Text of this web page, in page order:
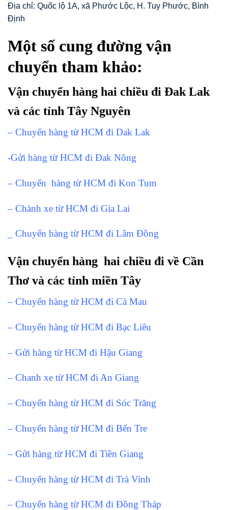
Địa chỉ: Quốc lộ 1A, xã Phước Lộc, H. Tuy Phước, Bình
Định
Một số cung đường vận
chuyển tham khảo:
Vận chuyển hàng hai chiều đi Đak Lak
và các tỉnh Tây Nguyên
– Chuyển hàng từ HCM đi Dak Lak
-Gửi hàng từ HCM đi Đak Nông
– Chuyển hàng từ HCM đi Kon Tum
– Chành xe từ HCM đi Gia Lai
_ Chuyển hàng từ HCM đi Lâm Đồng
Vận chuyển hàng hai chiều đi về Cần
Thơ và các tỉnh miền Tây
– Chuyển hàng từ HCM đi Cà Mau
– Chuyển hàng từ HCM đi Bạc Liêu
– Gửi hàng từ HCM đi Hậu Giang
– Chanh xe từ HCM đi An Giang
– Chuyển hàng từ HCM đi Sóc Trăng
– Chuyển hàng từ HCM đi Bến Tre
– Gửi hàng từ HCM đi Tiền Giang
– Chuyển hàng từ HCM đi Trà Vinh
– Chuyển hàng từ HCM đi Đồng Tháp